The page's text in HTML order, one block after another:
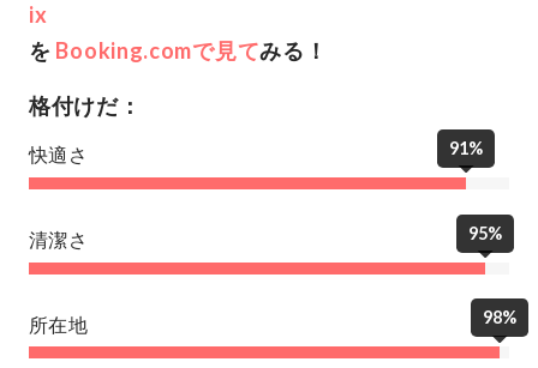
ix
を Booking.comで見てみる！
格付けだ：
快適さ 91%
清潔さ 95%
所在地 98%